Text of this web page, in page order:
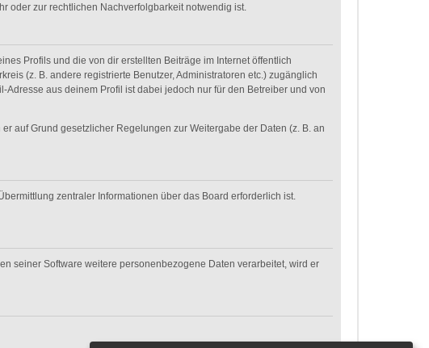
oder zur rechtlichen Nachverfolgbarkeit notwendig ist.
Profils und die von dir erstellten Beiträge im Internet öffentlich
(z. B. andere registrierte Benutzer, Administratoren etc.) zugänglich
aus deinem Profil ist dabei jedoch nur für den Betreiber und von
auf Grund gesetzlicher Regelungen zur Weitergabe der Daten (z. B. an
zentraler Informationen über das Board erforderlich ist.
seiner Software weitere personenbezogene Daten verarbeitet, wird er